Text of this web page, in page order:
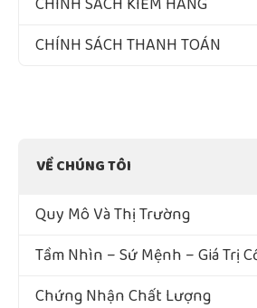
CHÍNH SÁCH THANH TOÁN
VỀ CHÚNG TÔI
Quy Mô Và Thị Trường
Tầm Nhìn – Sứ Mệnh – Giá Trị
Chứng Nhận Chất Lượng